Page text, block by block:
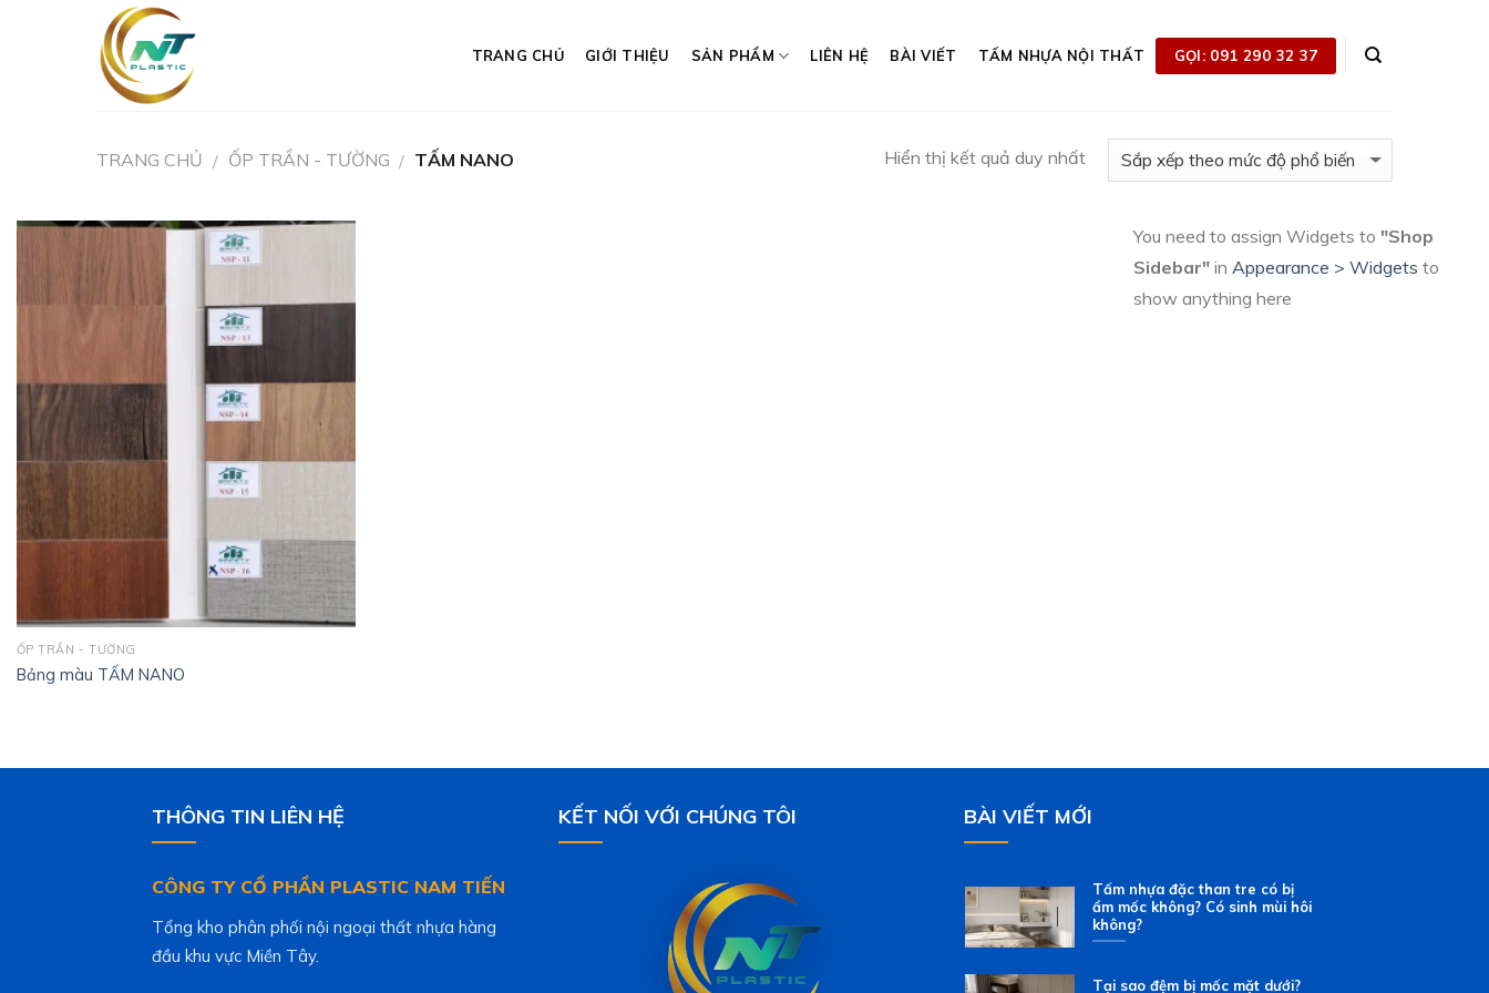
TRANG CHỦ GIỚI THIỆU SẢN PHẨM LIÊN HỆ BÀI VIẾT TẤM NHỰA NỘI THẤT GỌI: 091 290 32 37
TRANG CHỦ / ỐP TRẦN - TƯỜNG / TẤM NANO Hiển thị kết quả duy nhất
ỐP TRẦN - TƯỜNG
Bảng màu TẤM NANO
You need to assign Widgets to "Shop
Sidebar" in Appearance > Widgets to
show anything here
THÔNG TIN LIÊN HỆ
CÔNG TY CỔ PHẦN PLASTIC NAM TIẾN
Tổng kho phân phối nội ngoại thất nhựa hàng
đầu khu vực Miền Tây.
KẾT NỐI VỚI CHÚNG TÔI BÀI VIẾT MỚI
Tấm nhựa đặc than tre có bị
ẩm mốc không? Có sinh mùi hôi
không?
Tại sao đệm bị mốc mặt dưới?